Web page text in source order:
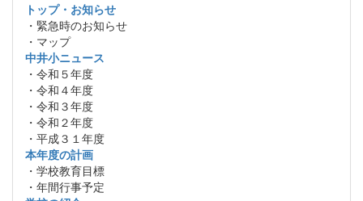
トップ・お知らせ
・緊急時のお知らせ
・マップ
中井小ニュース
・令和５年度
・令和４年度
・令和３年度
・令和２年度
・平成３１年度
本年度の計画
・学校教育目標
・年間行事予定